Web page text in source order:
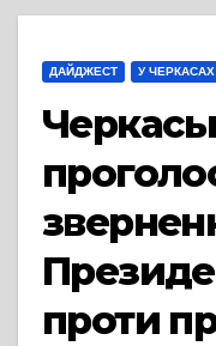
ДАЙДЖЕСТ У ЧЕРКАСАХ
проти